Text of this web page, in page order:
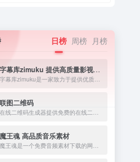
日榜 周榜 月榜
字幕库zimuku 提供高质量影视字幕下载网站
联图二维码
魔王魂 高品质音乐素材